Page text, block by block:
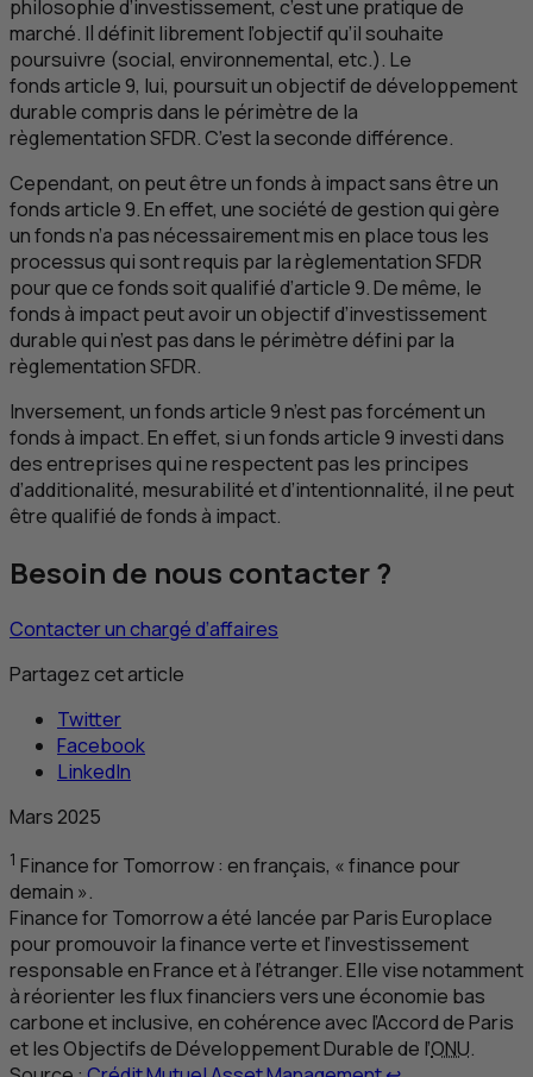
philosophie d’investissement, c’est une pratique de
marché. Il définit librement l’objectif qu’il souhaite
poursuivre (social, environnemental, etc.). Le
fonds article 9, lui, poursuit un objectif de développement
durable compris dans le périmètre de la
règlementationSFDR. C’est la seconde différence.
Cependant, on peut être un fonds à impact sans être un
fonds article 9. En effet, une société de gestion qui gère
un fonds n’a pas nécessairement mis en place tous les
processus qui sont requis par la règlementationSFDR
pour que ce fonds soit qualifié d’article 9. De même, le
fonds à impact peut avoir un objectif d’investissement
durable qui n’est pas dans le périmètre défini par la
règlementationSFDR.
Inversement, un fonds article 9 n’est pas forcément un
fonds à impact. En effet, si un fonds article 9 investi dans
des entreprises qui ne respectent pas les principes
d’additionalité, mesurabilité et d’intentionnalité, il ne peut
être qualifié de fonds à impact.
Besoin de nous contacter ?
Contacter un chargé d’affaires
Partagez cet article
Twitter
Facebook
LinkedIn
Mars 2025
1 Finance for Tomorrow: en français, « finance pour
demain ».
Finance for Tomorrowa été lancée par ParisEuroplace
pour promouvoir la finance verte et l’investissement
responsable en France et à l’étranger. Elle vise notamment
à réorienter les flux financiers vers une économie bas
carbone et inclusive, en cohérence avec l’Accord de Paris
et les Objectifs de Développement Durable de l’ONU.